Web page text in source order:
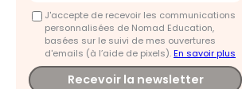
J'accepte de recevoir les communications
personnalisées de Nomad Education,
basées sur le suivi de mes ouvertures
d'emails (à l’aide de pixels).En savoir plus
Recevoir la newsletter